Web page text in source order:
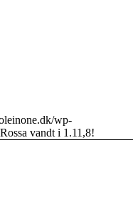
wp-
vandt i 1.11,8!